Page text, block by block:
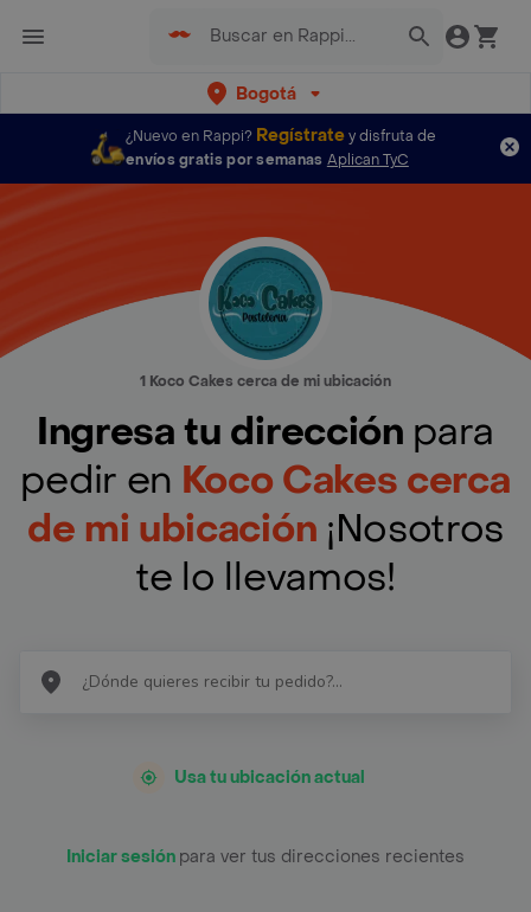
Bogotá
¿Nuevo en Rappi? Regístratey disfruta de
envíos gratis por semanas Aplican TyC
1 Koco Cakes cerca de mi ubicación
Ingresa tu dirección para
pedir en Koco Cakes cerca
de mi ubicación ¡Nosotros
te lo llevamos!
Usa tu ubicación actual
Iniciar sesión para ver tus direcciones recientes